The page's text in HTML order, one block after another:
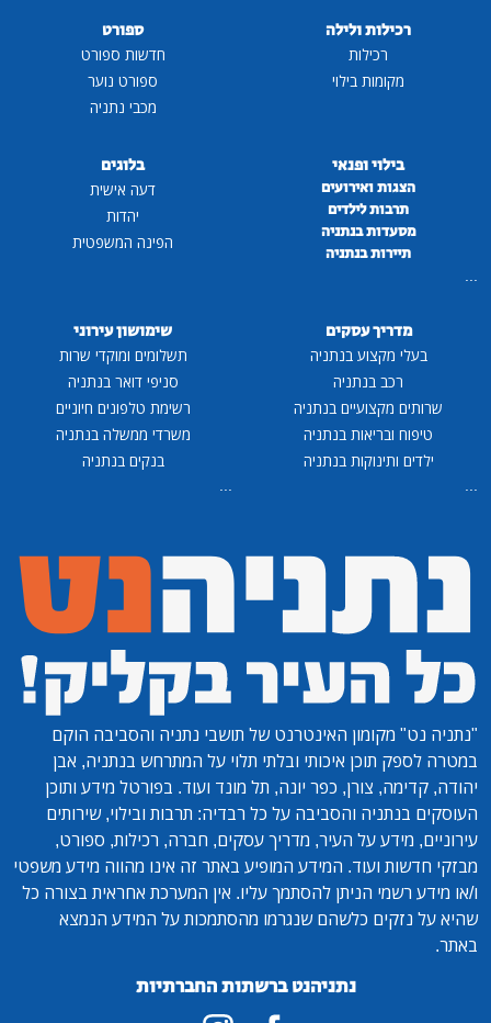
רכילות ולילה
רכילות
מקומות בילוי
ספורט
חדשות ספורט
ספורט נוער
מכבי נתניה
בילוי ופנאי
הצגות ואירועים
תרבות לילדים
מסעדות בנתניה
תיירות בנתניה
בלוגים
דעה אישית
יהדות
הפינה המשפטית
מדריך עסקים
בעלי מקצוע בנתניה
רכב בנתניה
שרותים מקצועיים בנתניה
טיפוח ובריאות בנתניה
ילדים ותינוקות בנתניה
שימושון עירוני
תשלומים ומוקדי שרות
סניפי דואר בנתניה
רשימת טלפונים חיוניים
משרדי ממשלה בנתניה
בנקים בנתניה
"נתניה נט" מקומון האינטרנט של תושבי נתניה והסביבה הוקם
במטרה לספק תוכן איכותי ובלתי תלוי על המתרחש בנתניה, אבן
יהודה, קדימה, צורן, כפר יונה, תל מונד ועוד. בפורטל מידע ותוכן
העוסקים בנתניה והסביבה על כל רבדיה: תרבות ובילוי, שירותים
עירוניים, מידע על העיר, מדריך עסקים, חברה, רכילות, ספורט,
מבזקי חדשות ועוד. המידע המופיע באתר זה אינו מהווה מידע משפטי
ו/או מידע רשמי הניתן להסתמך עליו. אין המערכת אחראית בצורה כל
שהיא על נזקים כלשהם שנגרמו מהסתמכות על המידע הנמצא
באתר.
נתניהנט ברשתות החברתיות